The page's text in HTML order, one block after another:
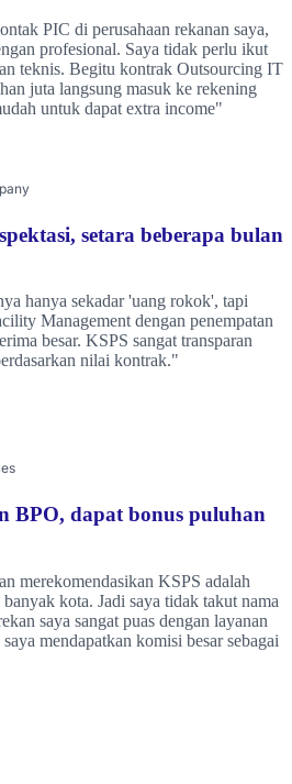
PIC di perusahaan rekanan saya,
profesional. Saya tidak perlu ikut
teknis. Begitu kontrak Outsourcing IT
juta langsung masuk ke rekening
untuk dapat extra income"
setara beberapa bulan
hanya sekadar 'uang rokok', tapi
Management dengan penempatan
besar. KSPS sangat transparan
nilai kontrak."
BPO, dapat bonus puluhan
merekomendasikan KSPS adalah
kota. Jadi saya tidak takut nama
saya sangat puas dengan layanan
mendapatkan komisi besar sebagai